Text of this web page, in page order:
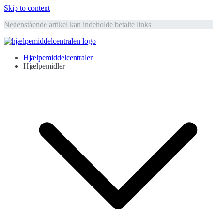
Skip to content
Nedenstående artikel kan indeholde betalte links
Hjælpemiddelcentralen
Hjælpemidler til ældre
Hjælpemiddelcentraler
Hjælpemidler